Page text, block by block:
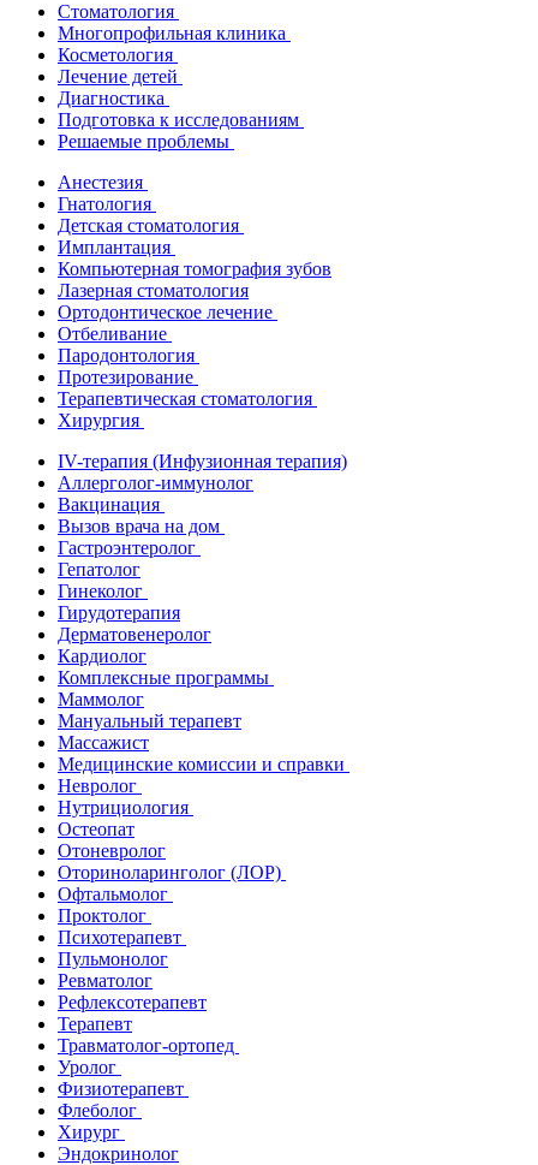
Стоматология
Многопрофильная клиника
Косметология
Лечение детей
Диагностика
Подготовка к исследованиям
Решаемые проблемы
Анестезия
Гнатология
Детская стоматология
Имплантация
Компьютерная томография зубов
Лазерная стоматология
Ортодонтическое лечение
Отбеливание
Пародонтология
Протезирование
Терапевтическая стоматология
Хирургия
IV-терапия (Инфузионная терапия)
Аллерголог-иммунолог
Вакцинация
Вызов врача на дом
Гастроэнтеролог
Гепатолог
Гинеколог
Гирудотерапия
Дерматовенеролог
Кардиолог
Комплексные программы
Маммолог
Мануальный терапевт
Массажист
Медицинские комиссии и справки
Невролог
Нутрициология
Остеопат
Отоневролог
Оториноларинголог (ЛОР)
Офтальмолог
Проктолог
Психотерапевт
Пульмонолог
Ревматолог
Рефлексотерапевт
Терапевт
Травматолог-ортопед
Уролог
Физиотерапевт
Флеболог
Хирург
Эндокринолог